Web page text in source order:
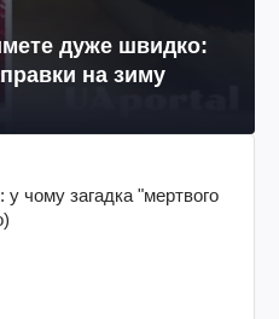
дуже швидко:
на зиму
чому загадка "мертвого